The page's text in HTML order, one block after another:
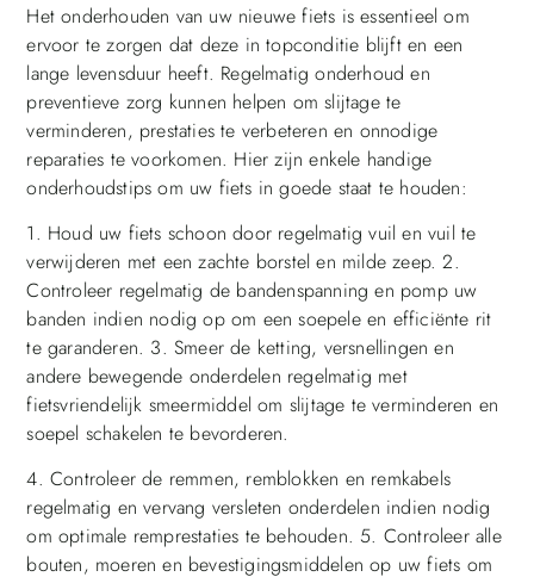
Het onderhouden van uw nieuwe fiets is essentieel om
ervoor te zorgen dat deze in topconditie blijft en een
lange levensduur heeft. Regelmatig onderhoud en
preventieve zorg kunnen helpen om slijtage te
verminderen, prestaties te verbeteren en onnodige
reparaties te voorkomen. Hier zijn enkele handige
onderhoudstips om uw fiets in goede staat te houden:
1. Houd uw fiets schoon door regelmatig vuil en vuil te
verwijderen met een zachte borstel en milde zeep. 2.
Controleer regelmatig de bandenspanning en pomp uw
banden indien nodig op om een soepele en efficiënte rit
te garanderen. 3. Smeer de ketting, versnellingen en
andere bewegende onderdelen regelmatig met
fietsvriendelijk smeermiddel om slijtage te verminderen en
soepel schakelen te bevorderen.
4. Controleer de remmen, remblokken en remkabels
regelmatig en vervang versleten onderdelen indien nodig
om optimale remprestaties te behouden. 5. Controleer alle
bouten, moeren en bevestigingsmiddelen op uw fiets om